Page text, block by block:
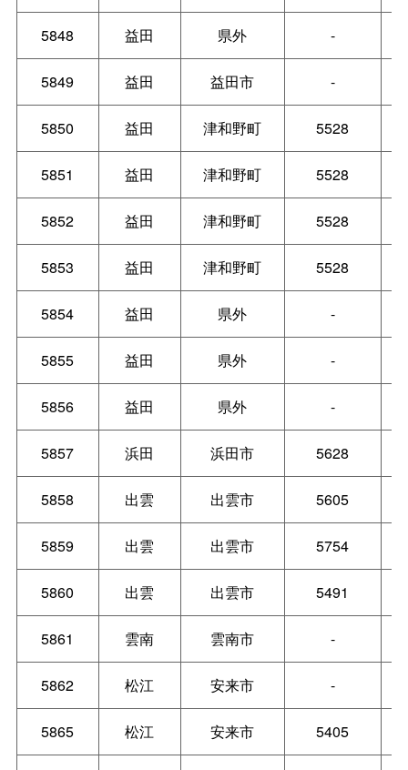
5848 益田 県外 -
5849 益田 益田市 -
5850 益田 津和野町 5528
5851 益田 津和野町 5528
5852 益田 津和野町 5528
5853 益田 津和野町 5528
5854 益田 県外 -
5855 益田 県外 -
5856 益田 県外 -
5857 浜田 浜田市 5628
5858 出雲 出雲市 5605
5859 出雲 出雲市 5754
5860 出雲 出雲市 5491
5861 雲南 雲南市 -
5862 松江 安来市 -
5865 松江 安来市 5405